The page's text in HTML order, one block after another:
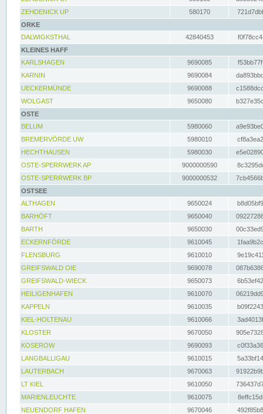
ZEHDENICK UP
580170
ORKE
DALWIGKSTHAL
42840453
KLEINES HAFF
KARLSHAGEN
9690085
KARNIN
9690084
UECKERMÜNDE
9690088
WOLGAST
9650080
OSTE
BELUM
5980060
BREMERVÖRDE UW
5980010
HECHTHAUSEN
5980030
OSTE-SPERRWERK AP
9000000590
OSTE-SPERRWERK BP
9000000532
OSTSEE
ALTHAGEN
9650024
BARHÖFT
9650040
BARTH
9650030
ECKERNFÖRDE
9610045
FLENSBURG
9610010
GREIFSWALD OIE
9690078
GREIFSWALD-WIECK
9650073
HEILIGENHAFEN
9610070
KAPPELN
9610035
KIEL-HOLTENAU
9610066
KLOSTER
9670050
KOSEROW
9690093
LANGBALLIGAU
9610015
LAUTERBACH
9670063
LT KIEL
9610050
MARIENLEUCHTE
9610075
NEUENDORF HAFEN
9670046